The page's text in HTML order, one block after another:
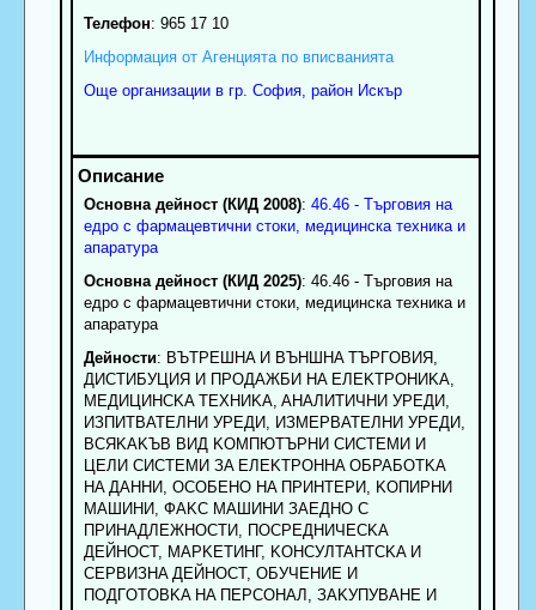
Телефон: 965 17 10
Информация от Агенцията по вписванията
Още организации в гр. София, район Искър
Основна дейност (КИД 2008): 46.46 - Търговия на
едро с фармацевтични стоки, медицинска техника и
апаратура
Основна дейност (КИД 2025): 46.46 - Търговия на
едро с фармацевтични стоки, медицинска техника и
апаратура
Дейности: BЪTPEШHA И BЪHШHA TЪPГOBИЯ,
ДИCTИБУЦИЯ И ПPOДAЖБИ HA EЛEKTPOHИKA,
MEДИЦИHCKA TEXHИKA, AHAЛИTИЧHИ УPEДИ,
ИЗПИTBATEЛHИ УPEДИ, ИЗМЕРВАТЕЛНИ УРЕДИ,
BCЯKAKЪB BИД KOMПЮTЪPHИ CИCTEMИ И
ЦEЛИ CИCTEMИ ЗA EЛEKTPOHHA OБPAБOTKA
HA ДAHHИ, OCOБEHO HA ПPИHTEPИ, KOПИPHИ
MAШИHИ, ФAKC MAШИHИ ЗAEДHO C
ПPИHAДЛEЖHOCTИ, ПOCPEДHИЧECKA
ДEЙHOCT, MAPKETИHГ, KOHCУЛTAHTCKA И
CEPBИЗHA ДEЙHOCT, OБУЧEHИE И
ПOДГOTOBKA HA ПEPCOHAЛ, ЗAKУПУBAHE И